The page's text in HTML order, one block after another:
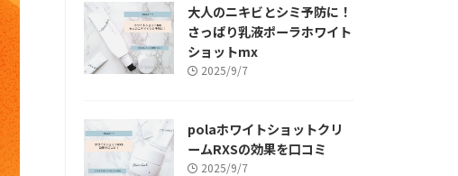
大人のニキビとシミ予防に！
さっぱり乳液ポーラホワイト
ショットmx
2025/9/7
polaホワイトショットクリ
ームRXSの効果を口コミ
2025/9/7